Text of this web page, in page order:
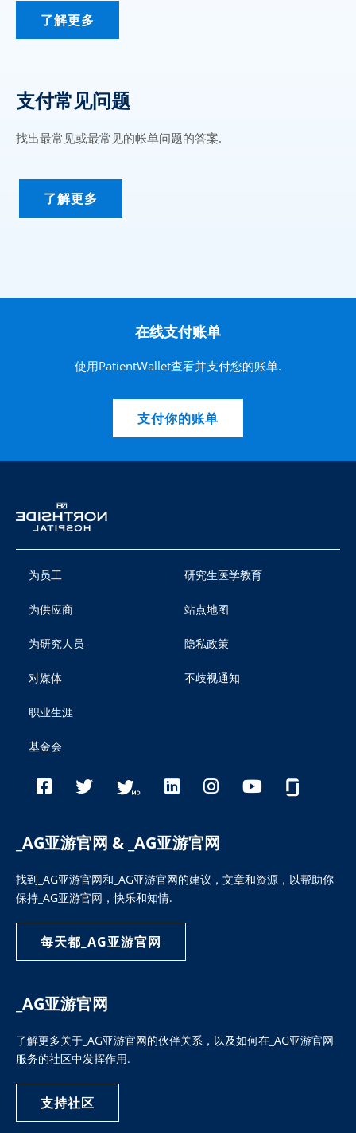
了解更多
支付常见问题
找出最常见或最常见的帐单问题的答案.
了解更多
在线支付账单
使用PatientWallet查看并支付您的账单.
支付你的账单
为员工
为供应商
为研究人员
对媒体
职业生涯
基金会
研究生医学教育
站点地图
隐私政策
不歧视通知
_AG亚游官网 & _AG亚游官网
找到 _AG亚游官网和 _AG亚游官网的建议，文章和资源，以帮助你
保持 _AG亚游官网 ，快乐和知情.
每天都_AG亚游官网
_AG亚游官网
了解更多关于 _AG亚游官网的伙伴关系，以及如何在 _AG亚游官网
服务的社区中发挥作用.
支持社区